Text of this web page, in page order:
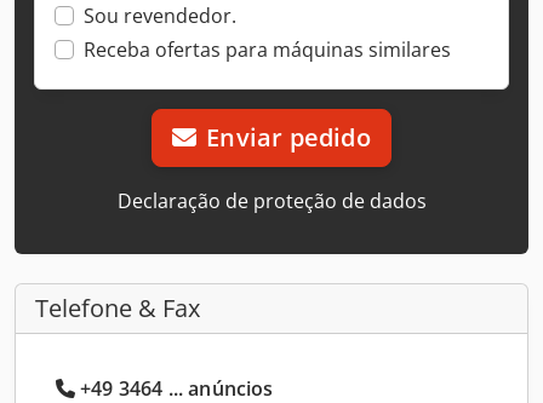
Sou revendedor.
Receba ofertas para máquinas similares
Enviar pedido
Declaração de proteção de dados
Telefone & Fax
+49 3464 ... anúncios